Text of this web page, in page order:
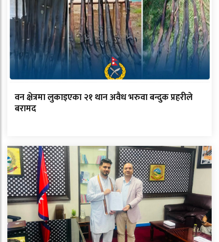
वन क्षेत्रमा लुकाइएका २१ थान अवैध भरुवा बन्दुक प्रहरीले
बरामद